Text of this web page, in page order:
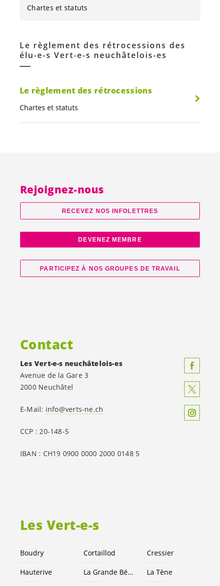
Chartes et statuts
Le règlement des rétrocessions des
élu-e-s Vert-e-s neuchâtelois-es
Le règlement des rétrocessions
Chartes et statuts
Les Vert-e-s
Boudry Cortaillod Cressier
Hauterive La Grande Béroche La Tène
Rejoignez-nous
RECEVEZ NOS INFOLETTRES
DEVENEZ MEMBRE
PARTICIPEZ À NOS GROUPES DE TRAVAIL
Contact
Les Vert-e-s neuchâtelois-es
Avenue de la Gare 3
2000 Neuchâtel
E-Mail: info@verts-ne.ch
CCP : 20-148-5
IBAN : CH19 0900 0000 2000 0148 5